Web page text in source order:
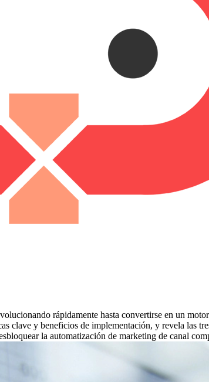
rápidamente hasta convertirse en un
clave y beneficios de implementación, y revela las
la automatización de marketing de canal